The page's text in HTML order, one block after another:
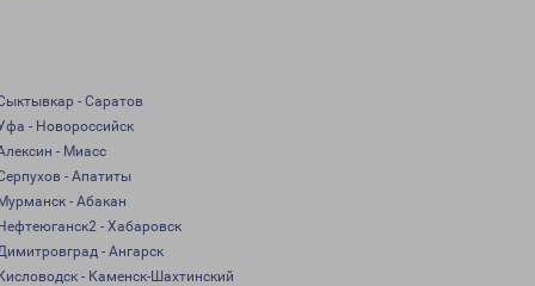
- Саратов
- Новороссийск
- Миасс
- Апатиты
- Абакан
- Хабаровск
- Ангарск
- Каменск-Шахтинский